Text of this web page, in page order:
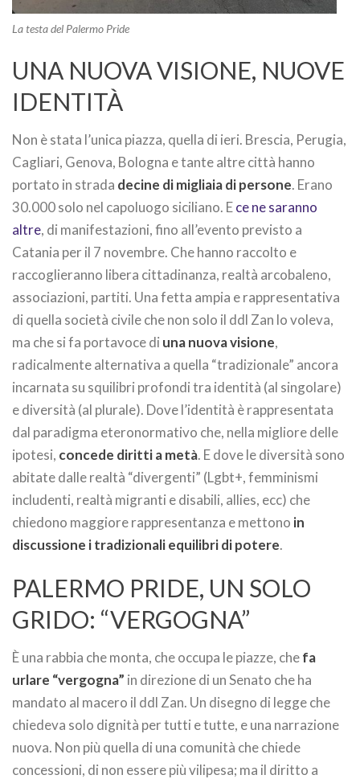
La testa del Palermo Pride
UNA NUOVA VISIONE, NUOVE
IDENTITÀ
Non è stata l’unica piazza, quella di ieri. Brescia, Perugia,
Cagliari, Genova, Bologna e tante altre città hanno
portato in strada decine di migliaia di persone. Erano
30.000 solo nel capoluogo siciliano. Ece ne saranno
altre, di manifestazioni, fino all’evento previsto a
Catania per il 7 novembre. Che hanno raccolto e
raccoglieranno libera cittadinanza, realtà arcobaleno,
associazioni, partiti. Una fetta ampia e rappresentativa
di quella società civile che non solo il ddl Zan lo voleva,
ma che si fa portavoce di una nuova visione,
radicalmente alternativa a quella “tradizionale” ancora
incarnata su squilibri profondi tra identità (al singolare)
e diversità (al plurale). Dove l’identità è rappresentata
dal paradigma eteronormativo che, nella migliore delle
ipotesi, concede diritti a metà. E dove le diversità sono
abitate dalle realtà “divergenti” (Lgbt+, femminismi
includenti, realtà migranti e disabili, allies, ecc) che
chiedono maggiore rappresentanza e mettono in
discussione i tradizionali equilibri di potere.
PALERMO PRIDE, UN SOLO
GRIDO: “VERGOGNA”
È una rabbia che monta, che occupa le piazze, chefa
urlare “vergogna” in direzione di un Senato che ha
mandato al macero il ddl Zan. Un disegno di legge che
chiedeva solo dignità per tutti e tutte, e una narrazione
nuova. Non più quella di una comunità che chiede
concessioni, di non essere più vilipesa; ma il diritto a